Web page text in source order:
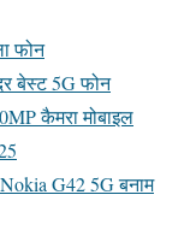
फोन
बेस्ट 5G फोन
कैमरा मोबाइल
G42 5G बनाम